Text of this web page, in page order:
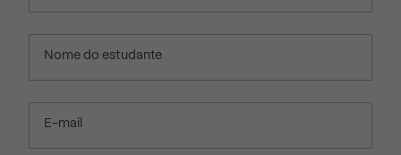
Nome do estudante
E-mail